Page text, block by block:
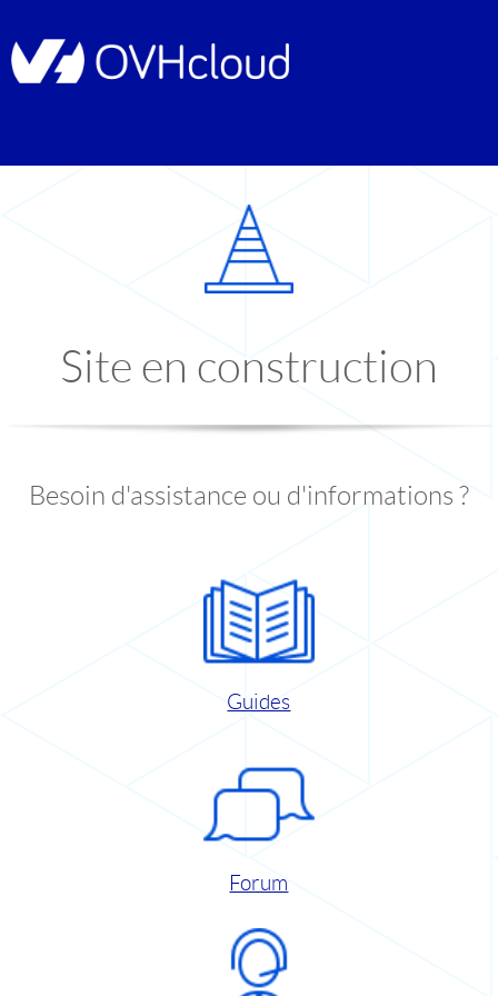
Site en construction
Besoin d'assistance ou d'informations ?
Guides
Forum